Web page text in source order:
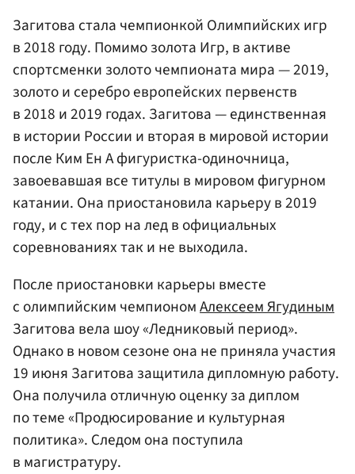
Загитова стала чемпионкой Олимпийских игр
в 2018 году. Помимо золота Игр, в активе
спортсменки золото чемпионата мира — 2019,
золото и серебро европейских первенств
в 2018 и 2019 годах. Загитова — единственная
в истории России и вторая в мировой истории
после Ким Ен А фигуристка-одиночница,
завоевавшая все титулы в мировом фигурном
катании. Она приостановила карьеру в 2019
году, и с тех пор на лед в официальных
соревнованиях так и не выходила.
После приостановки карьеры вместе
с олимпийским чемпиономАлексеем Ягудиным
Загитова вела шоу «Ледниковый период».
Однако в новом сезоне она не приняла участия
19 июня Загитова защитила дипломную работу.
Она получила отличную оценку за диплом
по теме «Продюсирование и культурная
политика». Следом она поступила
в магистратуру.